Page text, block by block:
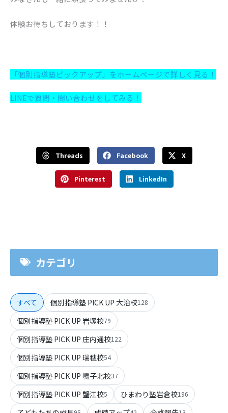
体験お待ちしております！！
「個別指導塾ピックアップ」をホームページで詳しく見る！
LINEで質問・問い合わせをしてみる！
Threads Facebook X
Pinterest LinkedIn
カテゴリ
すべて 個別指導塾 PICK UP 大治校128
個別指導塾 PICK UP 岩塚校79
個別指導塾 PICK UP 庄内通校122
個別指導塾 PICK UP 瑞穂校54
個別指導塾 PICK UP 鳴子北校37
個別指導塾 PICK UP 蟹江校5 ひまわり塾岩倉校196